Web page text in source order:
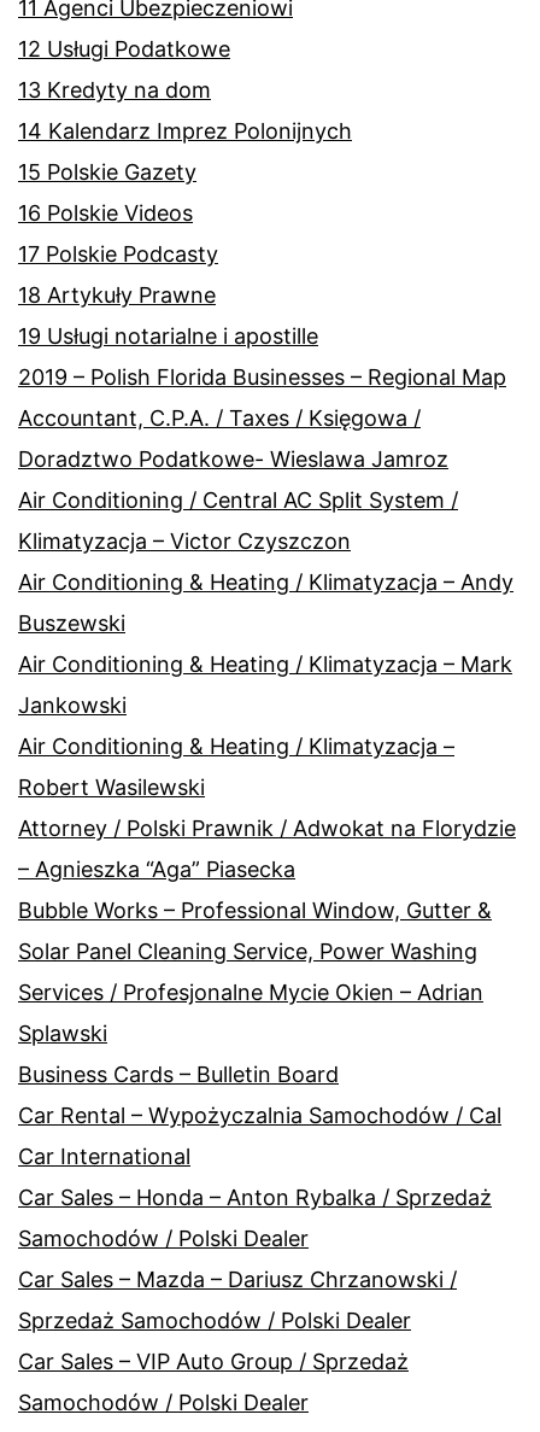
11 Agenci Ubezpieczeniowi
12 Usługi Podatkowe
13 Kredyty na dom
14 Kalendarz Imprez Polonijnych
15 Polskie Gazety
16 Polskie Videos
17 Polskie Podcasty
18 Artykuły Prawne
19 Usługi notarialne i apostille
2019 – Polish Florida Businesses – Regional Map
Accountant, C.P.A. / Taxes / Księgowa /
Doradztwo Podatkowe- Wieslawa Jamroz
Air Conditioning / Central AC Split System /
Klimatyzacja – Victor Czyszczon
Air Conditioning & Heating / Klimatyzacja – Andy
Buszewski
Air Conditioning & Heating / Klimatyzacja – Mark
Jankowski
Air Conditioning & Heating / Klimatyzacja –
Robert Wasilewski
Attorney / Polski Prawnik / Adwokat na Florydzie
– Agnieszka “Aga” Piasecka
Bubble Works – Professional Window, Gutter &
Solar Panel Cleaning Service, Power Washing
Services / Profesjonalne Mycie Okien – Adrian
Splawski
Business Cards – Bulletin Board
Car Rental – Wypożyczalnia Samochodów / Cal
Car International
Car Sales – Honda – Anton Rybalka / Sprzedaż
Samochodów / Polski Dealer
Car Sales – Mazda – Dariusz Chrzanowski /
Sprzedaż Samochodów / Polski Dealer
Car Sales – VIP Auto Group / Sprzedaż
Samochodów / Polski Dealer